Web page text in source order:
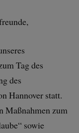
Tag des
des
Hannover statt.
Maßnahmen zum
sowie